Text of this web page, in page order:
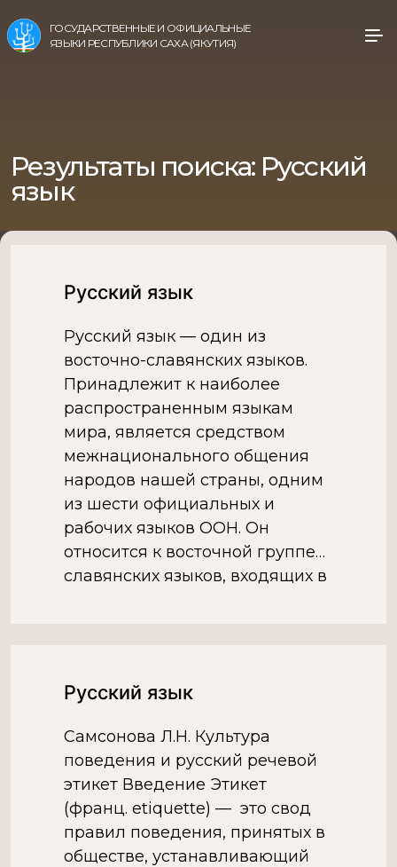
ГОСУДАРСТВЕННЫЕ И ОФИЦИАЛЬНЫЕ
ЯЗЫКИ РЕСПУБЛИКИ САХА (ЯКУТИЯ)
Результаты поиска: Русский
язык
Русский язык
Русский язык — один из
восточно-славянских языков.
Принадлежит к наиболее
распространенным языкам
мира, является средством
межнационального общения
народов нашей страны, одним
из шести официальных и
рабочих языков ООН. Он
относится к восточной группе
славянских языков, входящих в
самостоятельных языка —
белорусский. Грамотность […]
Русский язык
Самсонова Л.Н. Культура
поведения и русский речевой
этикет Введение Этикет
(франц. etiquette) — это свод
правил поведения, принятых в
обществе, устанавливающий